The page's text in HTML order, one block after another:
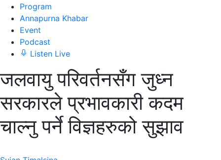
Program
Annapurna Khabar
Event
Podcast
Listen Live
जलवायु परिवर्तनसँग जुध्न
सरकारले प्रभावकारी कदम
चाल्नु पर्ने विज्ञहरुको सुझाव